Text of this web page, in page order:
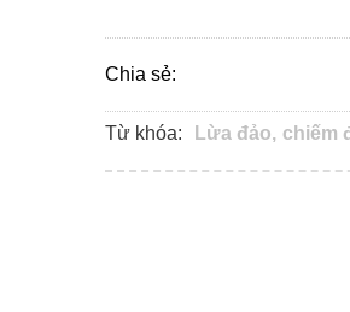
Chia sẻ:
Từ khóa: Lừa đảo, chiếm